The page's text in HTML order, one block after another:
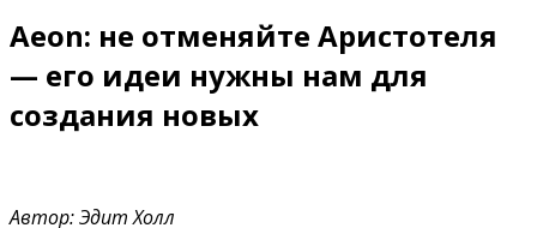
Aeon: не отменяйте Аристотеля
— его идеи нужны нам для
создания новых
Автор: Эдит Холл